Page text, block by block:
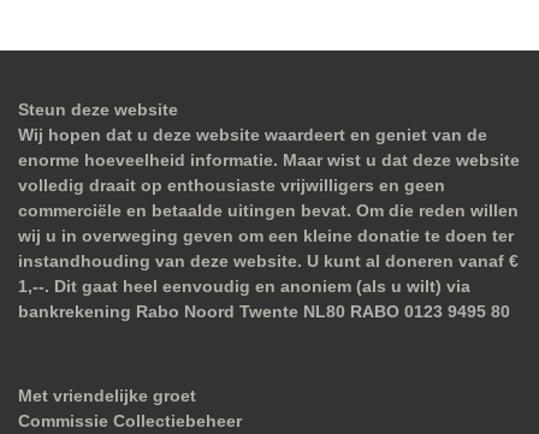
Steun deze website
Wij hopen dat u deze website waardeert en geniet van de
enorme hoeveelheid informatie. Maar wist u dat deze website
volledig draait op enthousiaste vrijwilligers en geen
commerciële en betaalde uitingen bevat. Om die reden willen
wij u in overweging geven om een kleine donatie te doen ter
instandhouding van deze website. U kunt al doneren vanaf €
1,--. Dit gaat heel eenvoudig en anoniem (als u wilt) via
bankrekening Rabo Noord Twente NL80 RABO 0123 9495 80
Met vriendelijke groet
Commissie Collectiebeheer